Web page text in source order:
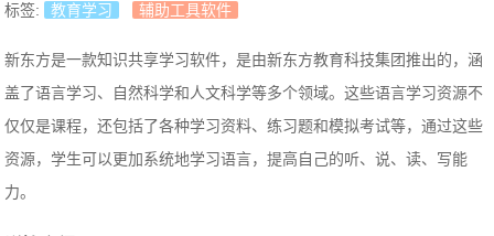
标签: 教育学习 辅助工具软件
新东方是一款知识共享学习软件，是由新东方教育科技集团推出的，涵
盖了语言学习、自然科学和人文科学等多个领域。这些语言学习资源不
仅仅是课程，还包括了各种学习资料、练习题和模拟考试等，通过这些
资源，学生可以更加系统地学习语言，提高自己的听、说、读、写能
力。